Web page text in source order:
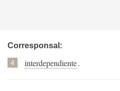
Corresponsal:
4 interdependiente.